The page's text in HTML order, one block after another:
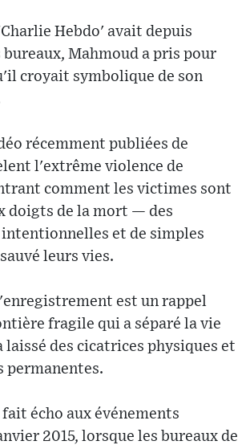
Hebdo' avait depuis
bureaux, Mahmoud a pris pour
croyait symbolique de son
récemment publiées de
l'extrême violence de
comment les victimes sont
doigts de la mort — des
et de simples
leurs vies.
est un rappel
fragile qui a séparé la vie
laissé des cicatrices physiques et
permanentes.
écho aux événements
2015, lorsque les bureaux de